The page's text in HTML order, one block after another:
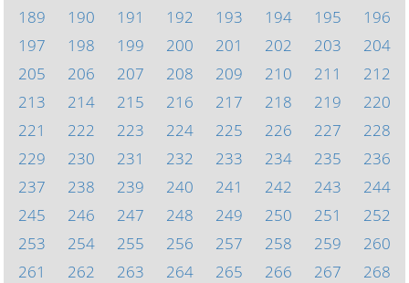
189
190 191 192 193 194 195
196
197
198 199 200 201 202 203
204
205
206 207 208 209 210 211
212
213
214 215 216 217 218 219
220
221
222 223 224 225 226 227
228
229
230 231 232 233 234 235
236
237
238 239 240 241 242 243
244
245
246 247 248 249 250 251
252
253
254 255 256 257 258 259
260
261
262 263 264 265 266 267
268